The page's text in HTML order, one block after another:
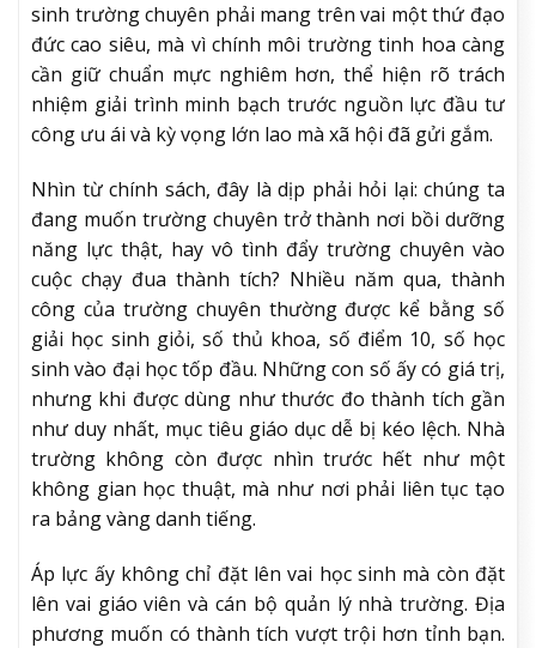
sinh trường chuyên phải mang trên vai một thứ đạo
đức cao siêu, mà vì chính môi trường tinh hoa càng
cần giữ chuẩn mực nghiêm hơn, thể hiện rõ trách
nhiệm giải trình minh bạch trước nguồn lực đầu tư
công ưu ái và kỳ vọng lớn lao mà xã hội đã gửi gắm.
Nhìn từ chính sách, đây là dịp phải hỏi lại: chúng ta
đang muốn trường chuyên trở thành nơi bồi dưỡng
năng lực thật, hay vô tình đẩy trường chuyên vào
cuộc chạy đua thành tích? Nhiều năm qua, thành
công của trường chuyên thường được kể bằng số
giải học sinh giỏi, số thủ khoa, số điểm 10, số học
sinh vào đại học tốp đầu. Những con số ấy có giá trị,
nhưng khi được dùng như thước đo thành tích gần
như duy nhất, mục tiêu giáo dục dễ bị kéo lệch. Nhà
trường không còn được nhìn trước hết như một
không gian học thuật, mà như nơi phải liên tục tạo
ra bảng vàng danh tiếng.
Áp lực ấy không chỉ đặt lên vai học sinh mà còn đặt
lên vai giáo viên và cán bộ quản lý nhà trường. Địa
phương muốn có thành tích vượt trội hơn tỉnh bạn.